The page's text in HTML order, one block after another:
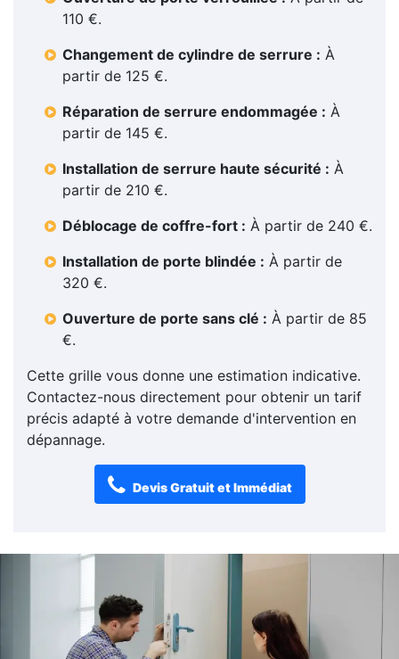
110 €.
Changement de cylindre de serrure : À
partir de 125 €.
Réparation de serrure endommagée : À
partir de 145 €.
Installation de serrure haute sécurité : À
partir de 210 €.
Déblocage de coffre-fort : À partir de 240 €.
Installation de porte blindée : À partir de
320 €.
Ouverture de porte sans clé : À partir de 85
€.
Cette grille vous donne une estimation indicative.
Contactez-nous directement pour obtenir un tarif
précis adapté à votre demande d'intervention en
dépannage.
Devis Gratuit et Immédiat